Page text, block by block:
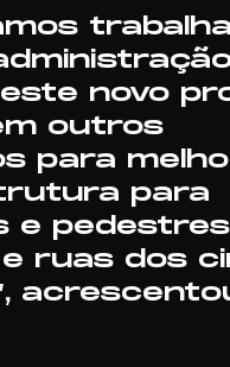
novo
outros
para
para
e
ruas dos